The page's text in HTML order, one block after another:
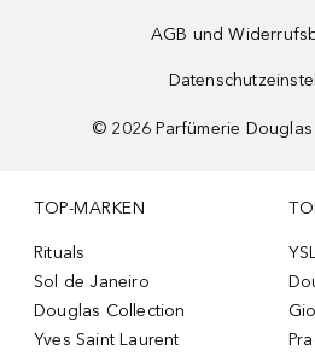
AGB und
© 2026 Parfümerie
TOP-MARKEN
Rituals
Sol de Janeiro
Douglas Collection
Yves Saint Laurent